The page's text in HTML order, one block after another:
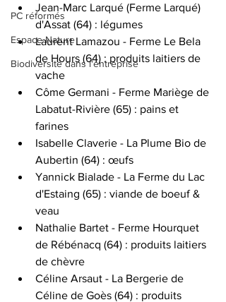
PC réformés
Espace Nature
Biodiversité dans l'entreprise
Jean-Marc Larqué (Ferme Larqué)
d'Assat (64) : légumes
Laurent Lamazou - Ferme Le Bela
de Hours (64) : produits laitiers de
vache
Côme Germani - Ferme Mariège de
Labatut-Rivière (65) : pains et
farines
Isabelle Claverie - La Plume Bio de
Aubertin (64) : œufs
Yannick Bialade - La Ferme du Lac
d'Estaing (65) : viande de boeuf &
veau
Nathalie Bartet - Ferme Hourquet
de Rébénacq (64) : produits laitiers
de chèvre
Céline Arsaut - La Bergerie de
Céline de Goès (64) : produits